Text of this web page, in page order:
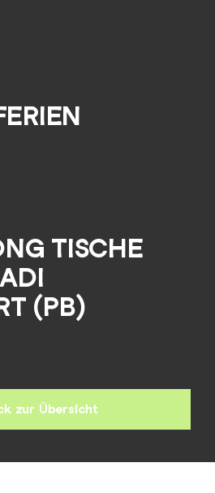
TISCHE
(PB)
zur Übersicht